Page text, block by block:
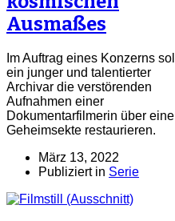
Ausmaßes
Im Auftrag eines Konzerns soll
ein junger und talentierter
Archivar die verstörenden
Aufnahmen einer
Dokumentarfilmerin über eine
Geheimsekte restaurieren.
März 13, 2022
Publiziert in Serie